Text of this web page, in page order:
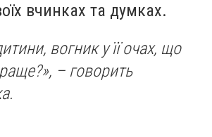
вчинках та думках.
вогник у її очах, що
– говорить